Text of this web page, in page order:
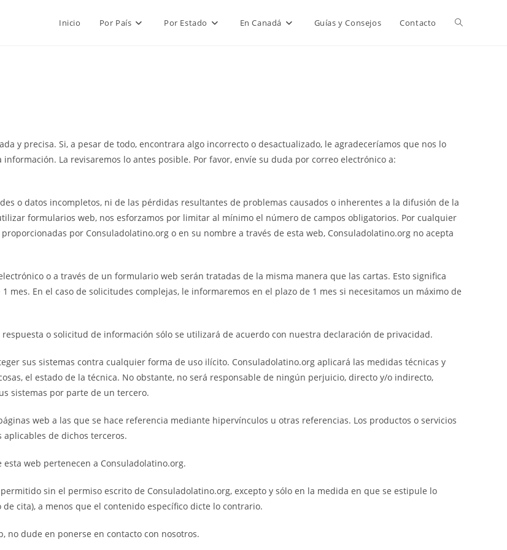
Inicio Por País Por Estado En Canadá Guías y Consejos Contacto Alternar
web
y precisa. Si, a pesar de todo, encontrara algo incorrecto o desactualizado, le agradeceríamos que nos lo
La revisaremos lo antes posible. Por favor, envíe su duda por correo electrónico a:
o datos incompletos, ni de las pérdidas resultantes de problemas causados o inherentes a la difusión de la
formularios web, nos esforzamos por limitar al mínimo el número de campos obligatorios. Por cualquier
por Consuladolatino.org o en su nombre a través de esta web, Consuladolatino.org no acepta
o a través de un formulario web serán tratadas de la misma manera que las cartas. Esto significa
En el caso de solicitudes complejas, le informaremos en el plazo de 1 mes si necesitamos un máximo de
o solicitud de información sólo se utilizará de acuerdo con nuestra declaración de privacidad.
sus sistemas contra cualquier forma de uso ilícito. Consuladolatino.org aplicará las medidas técnicas y
el estado de la técnica. No obstante, no será responsable de ningún perjuicio, directo y/o indirecto,
sistemas por parte de un tercero.
web a las que se hace referencia mediante hipervínculos u otras referencias. Los productos o servicios
de dichos terceros.
web pertenecen a Consuladolatino.org.
sin el permiso escrito de Consuladolatino.org, excepto y sólo en la medida en que se estipule lo
cita), a menos que el contenido específico dicte lo contrario.
no dude en ponerse en contacto con nosotros.